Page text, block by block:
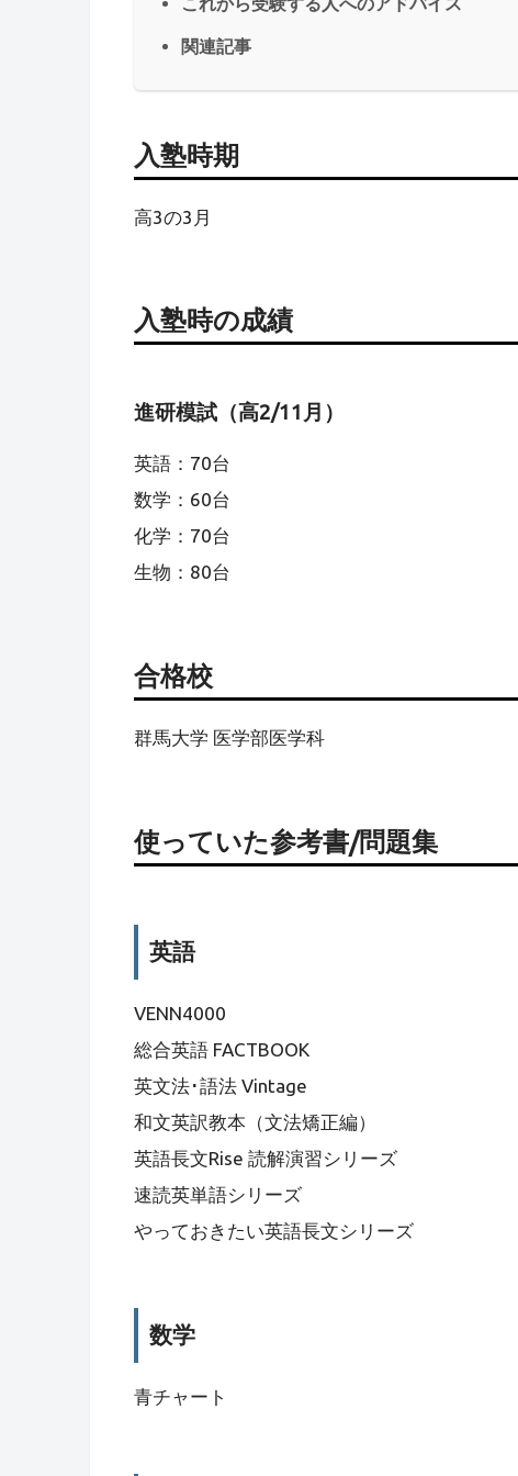
関連記事
入塾時期
高3の3月
入塾時の成績
進研模試（高2/11月）
英語：70台
数学：60台
化学：70台
生物：80台
合格校
群馬大学 医学部医学科
使っていた参考書/問題集
英語
VENN4000
総合英語 FACTBOOK
英文法･語法 Vintage
和文英訳教本（文法矯正編）
英語長文Rise 読解演習シリーズ
速読英単語シリーズ
やっておきたい英語長文シリーズ
数学
青チャート